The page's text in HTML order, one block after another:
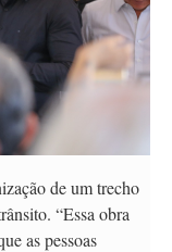
de um trecho
“Essa obra
as pessoas